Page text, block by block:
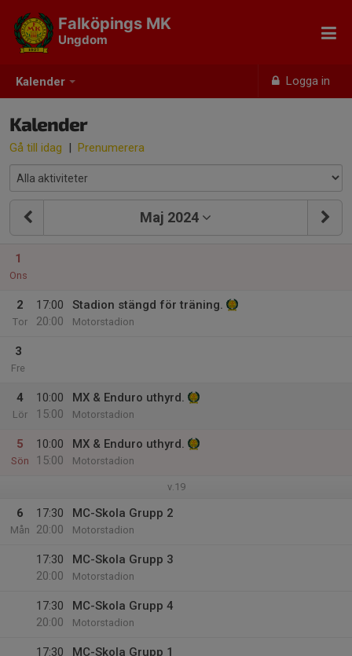
Kalender Logga in
Falköpings MK
Ungdom
Kalender
Gå till idag | Prenumerera
Maj 2024
1
Ons
2
Tor
17:00
20:00
Stadion stängd för träning.
Motorstadion
3
Fre
4
Lör
10:00
15:00
MX & Enduro uthyrd.
Motorstadion
5
Sön
10:00
15:00
MX & Enduro uthyrd.
Motorstadion
v.19
6
Mån
17:30
20:00
MC-Skola Grupp 2
Motorstadion
17:30
20:00
MC-Skola Grupp 3
Motorstadion
17:30
20:00
MC-Skola Grupp 4
Motorstadion
17:30
MC-Skola Grupp 1